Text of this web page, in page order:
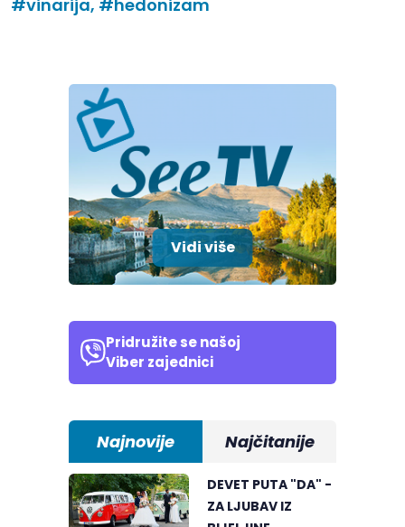
#vinarija, #hedonizam
Vidi više
Pridružite se našoj
Viber zajednici
Najnovije Najčitanije
DEVET PUTA "DA" -
ZA LJUBAV IZ